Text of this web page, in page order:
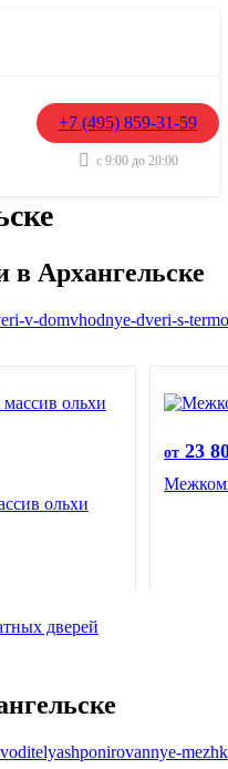
+7 (495) 859-31-59
с 9:00 до 20:00
Архангельске
v-domvhodnye-dveri-s-
ольхи
от 23
дверей
shponirovannye-